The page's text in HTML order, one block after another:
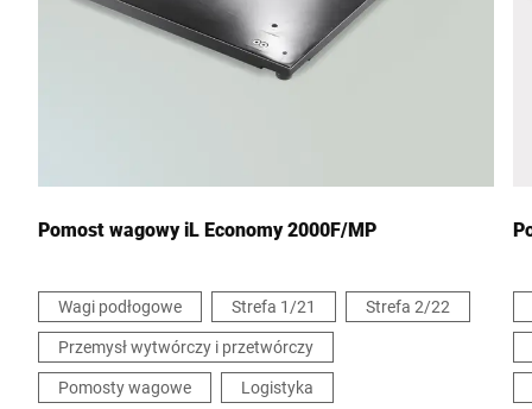
Niniejszym potwierdzam, że zgadzam się na wykorzystanie
moich danych do przetworzenia tego żądania Dalsze informacje
można znaleźć wDeklaracja ochrony danych
Pomost wagowy iL Economy 2000F/MP
Wagi podłogowe Strefa 1/21
Strefa 2/22
Przemysł wytwórczy i przetwórczy
Pomosty wagowe
Logistyka